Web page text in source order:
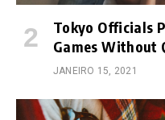
Tokyo Officials
Games Without
JANEIRO 15, 2021